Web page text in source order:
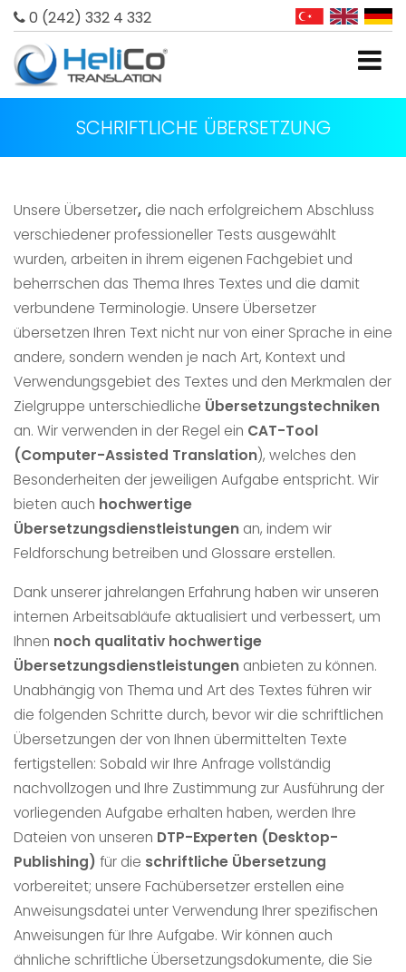
0 (242) 332 4 332
SCHRIFTLICHE ÜBERSETZUNG
Unsere Übersetzer, die nach erfolgreichem Abschluss
verschiedener professioneller Tests ausgewählt
wurden, arbeiten in ihrem eigenen Fachgebiet und
beherrschen das Thema Ihres Textes und die damit
verbundene Terminologie. Unsere Übersetzer
übersetzen Ihren Text nicht nur von einer Sprache in eine
andere, sondern wenden je nach Art, Kontext und
Verwendungsgebiet des Textes und den Merkmalen der
Zielgruppe unterschiedliche Übersetzungstechniken
an. Wir verwenden in der Regel ein CAT-Tool
(Computer-Assisted Translation), welches den
Besonderheiten der jeweiligen Aufgabe entspricht. Wir
bieten auch hochwertige
Übersetzungsdienstleistungen an, indem wir
Feldforschung betreiben und Glossare erstellen.
Dank unserer jahrelangen Erfahrung haben wir unseren
internen Arbeitsabläufe aktualisiert und verbessert, um
Ihnen noch qualitativ hochwertige
Übersetzungsdienstleistungen anbieten zu können.
Unabhängig von Thema und Art des Textes führen wir
die folgenden Schritte durch, bevor wir die schriftlichen
Übersetzungen der von Ihnen übermittelten Texte
fertigstellen: Sobald wir Ihre Anfrage vollständig
nachvollzogen und Ihre Zustimmung zur Ausführung der
vorliegenden Aufgabe erhalten haben, werden Ihre
Dateien von unseren DTP-Experten (Desktop-
Publishing) für die schriftliche Übersetzung
vorbereitet; unsere Fachübersetzer erstellen eine
Anweisungsdatei unter Verwendung Ihrer spezifischen
Anweisungen für Ihre Aufgabe. Wir können auch
ähnliche schriftliche Übersetzungsdokumente, die Sie